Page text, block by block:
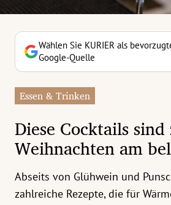
Untermenü
Untermenü
Untermenü
Untermenü
Untermenü
Untermenü
Wählen Sie KURIER als
Google-Quelle
Essen & Trinken
Diese Cocktails sind
Weihnachten am
Abseits von Glühwein und
zahlreiche Rezepte, die für